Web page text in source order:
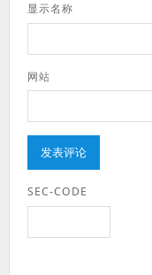
显示名称
网站
SEC-CODE